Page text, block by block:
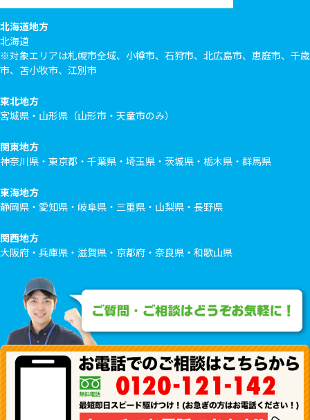
北海道地方
北海道
※対象エリアは札幌市全域、小樽市、石狩市、北広島市、恵庭市、千歳
市、苫小牧市、江別市
東北地方
宮城県・山形県（山形市・天童市のみ）
関東地方
神奈川県・東京都・千葉県・埼玉県・茨城県・栃木県・群馬県
東海地方
静岡県・愛知県・岐阜県・三重県・山梨県・長野県
関西地方
大阪府・兵庫県・滋賀県・京都府・奈良県・和歌山県